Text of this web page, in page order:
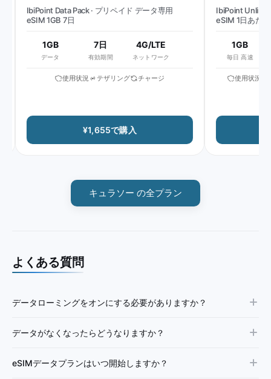
IbiPoint Data Pack · プリペイド データ専用
eSIM 1GB 7日
1GB
データ
7日
有効期間
4G/LTE
ネットワーク
使用状況 テザリング チャージ
¥1,655で購入
IbiPoint
eSIM 1日あたり
1GB
毎日 高速
使用状況
キュラソー の全プラン
よくある質問
データローミングをオンにする必要がありますか？
データがなくなったらどうなりますか？
eSIMデータプランはいつ開始しますか？